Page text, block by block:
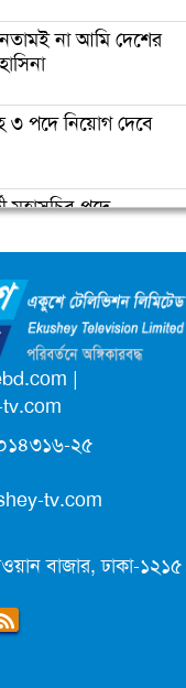
করলেন সাকিব
: কুঁড়ির বৃন্তবন্দী
না আমি দেশের
৩ পদে নিয়োগ দেবে
মহাসচিব পদে
নিয়োগ দিচ্ছে একুশে
হলেন ২ কর্মকর্তা
সন্তান ফিরে পেল
লিটারে ১৯ টাকা
৯ দশমিক ১৬ শতাংশ
|
২৫
tv.com
বাজার, ঢাকা-১২১৫